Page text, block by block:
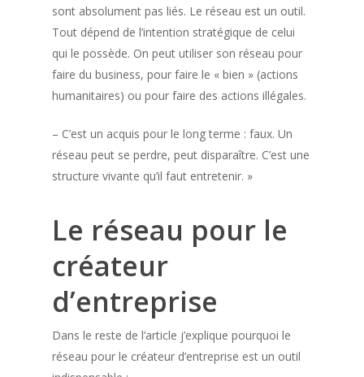
sont absolument pas liés. Le réseau est un outil.
Tout dépend de l’intention stratégique de celui
qui le possède. On peut utiliser son réseau pour
faire du business, pour faire le « bien » (actions
humanitaires) ou pour faire des actions illégales.
– C’est un acquis pour le long terme : faux. Un
réseau peut se perdre, peut disparaître. C’est une
structure vivante qu’il faut entretenir. »
Le réseau pour le
créateur
d’entreprise
Dans le reste de l’article j’explique pourquoi le
réseau pour le créateur d’entreprise est un outil